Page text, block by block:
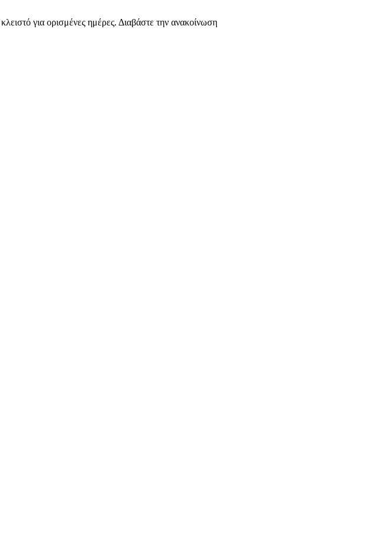
για ορισμένες ημέρες. Διαβάστε την ανακοίνωση